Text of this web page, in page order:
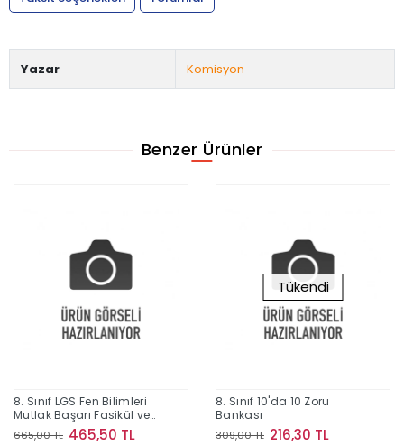
Yazar Komisyon
Benzer Ürünler
8. Sınıf LGS Fen Bilimleri
Mutlak Başarı Fasikül ve
Soru Bankası
665,00 TL 465,50 TL
Tükendi
8. Sınıf 10'da 10 Zoru
Bankası
309,00 TL 216,30 TL